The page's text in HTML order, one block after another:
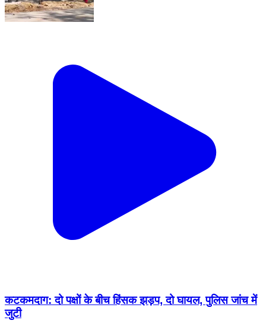
कटकमदाग: दो पक्षों के बीच हिंसक झड़प, दो घायल, पुलिस जांच में
जुटी